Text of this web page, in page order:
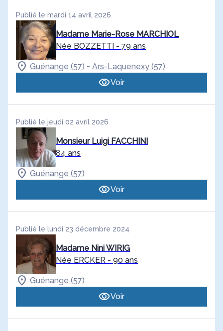
Publié le mardi 14 avril 2026
Madame Marie-Rose MARCHIOL
Née BOZZETTI - 79 ans
Guénange (57) - Ars-Laquenexy (57)
Voir
Publié le jeudi 02 avril 2026
Monsieur Luigi FACCHINI
84 ans
Guénange (57)
Voir
Publié le lundi 23 décembre 2024
Madame Nini WIRIG
Née ERCKER - 90 ans
Guénange (57)
Voir